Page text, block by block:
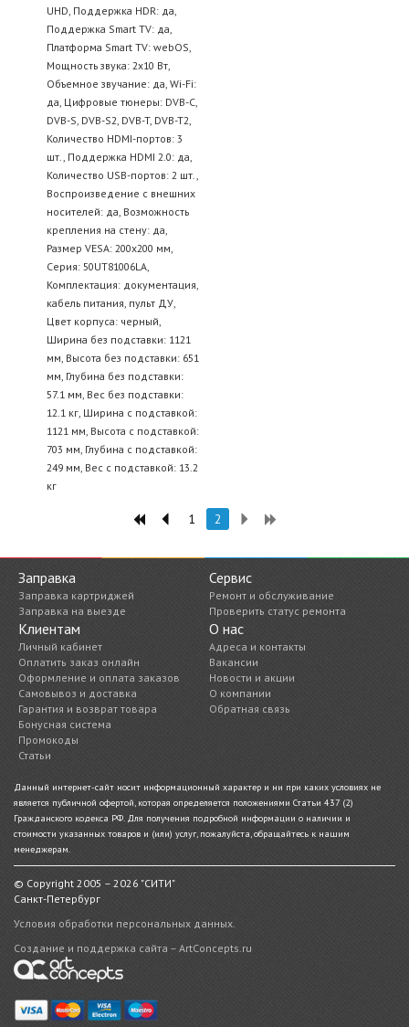
UHD, Поддержка HDR: да,
Поддержка Smart TV: да,
Платформа Smart TV: webOS,
Мощность звука: 2х10 Вт,
Объемное звучание: да, Wi-Fi:
да, Цифровые тюнеры: DVB-C,
DVB-S, DVB-S2, DVB-T, DVB-T2,
Количество HDMI-портов: 3
шт., Поддержка HDMI 2.0: да,
Количество USB-портов: 2 шт.,
Воспроизведение с внешних
носителей: да, Возможность
крепления на стену: да,
Размер VESA: 200x200 мм,
Серия: 50UT81006LA,
Комплектация: документация,
кабель питания, пульт ДУ,
Цвет корпуса: черный,
Ширина без подставки: 1121
мм, Высота без подставки: 651
мм, Глубина без подставки:
57.1 мм, Вес без подставки:
12.1 кг, Ширина с подставкой:
1121 мм, Высота с подставкой:
703 мм, Глубина с подставкой:
249 мм, Вес с подставкой: 13.2
кг
1 2
Заправка
Заправка картриджей
Заправка на выезде
Сервис
Ремонт и обслуживание
Проверить статус ремонта
Клиентам
Личный кабинет
Оплатить заказ онлайн
Оформление и оплата заказов
Самовывоз и доставка
Гарантия и возврат товара
Бонусная система
Промокоды
Статьи
О нас
Адреса и контакты
Вакансии
Новости и акции
О компании
Обратная связь
Данный интернет-сайт носит информационный характер и ни при каких условиях не
является публичной офертой, которая определяется положениями Статьи 437 (2)
Гражданского кодекса РФ. Для получения подробной информации о наличии и
стоимости указанных товаров и (или) услуг, пожалуйста, обращайтесь к нашим
менеджерам.
© Copyright 2005 – 2026 "СИТИ"
Санкт-Петербург
Условия обработки персональных данных.
Создание и поддержка сайта – ArtConcepts.ru